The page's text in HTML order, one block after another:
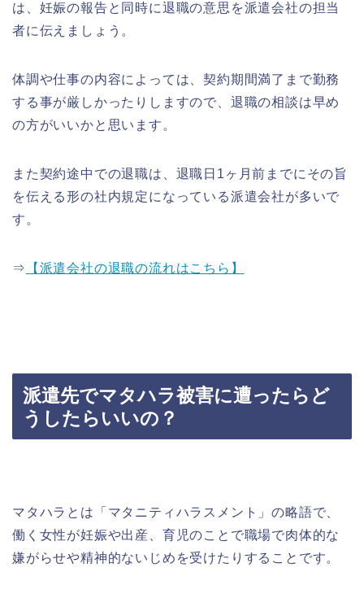
は、妊娠の報告と同時に退職の意思を派遣会社の担当
者に伝えましょう。
体調や仕事の内容によっては、契約期間満了まで勤務
する事が厳しかったりしますので、退職の相談は早め
の方がいいかと思います。
また契約途中での退職は、退職日1ヶ月前までにその旨
を伝える形の社内規定になっている派遣会社が多いで
す。
⇒ 【派遣会社の退職の流れはこちら】
派遣先でマタハラ被害に遭ったらど
うしたらいいの？
マタハラとは「マタニティハラスメント」の略語で、
働く女性が妊娠や出産、育児のことで職場で肉体的な
嫌がらせや精神的ないじめを受けたりすることです。